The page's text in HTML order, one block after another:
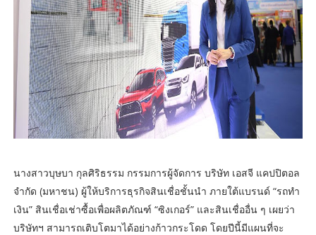
นางสาวบุษบา กุลศิริธรรม กรรมการผู้จัดการ บริษัท เอสจี แคปปิตอล
จำกัด (มหาชน) ผู้ให้บริการธุรกิจสินเชื่อชั้นนำ ภายใต้แบรนด์ “รถทำ
เงิน” สินเชื่อเช่าซื้อเพื่อผลิตภัณฑ์ “ซิงเกอร์” และสินเชื่ออื่น ๆ เผยว่า
บริษัทฯ สามารถเติบโตมาได้อย่างก้าวกระโดด โดยปีนี้มีแผนที่จะ